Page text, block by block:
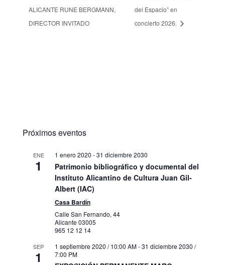
ALICANTE RUNE BERGMANN,
DIRECTOR INVITADO
del Espacio” en
concierto 2026.
Próximos eventos
ENE
1
1 enero 2020 -31 diciembre 2030
Patrimonio bibliográfico y documental del
Instituto Alicantino de Cultura Juan Gil-
Albert (IAC)
Casa Bardín
Calle San Fernando, 44
Alicante 03005
965 12 12 14
SEP
1
1 septiembre 2020 / 10:00 AM-31 diciembre 2030 /
7:00 PM